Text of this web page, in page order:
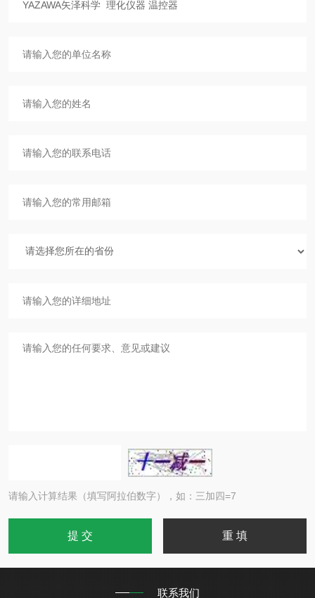
请输入计算结果（填写阿拉伯数字），如：三加四=7
联系我们